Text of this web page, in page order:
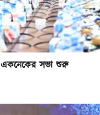
একনেকের সভা শুরু